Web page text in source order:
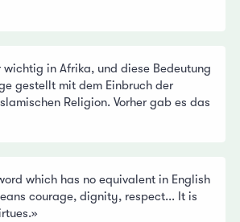
wichtig in Afrika, und diese Bedeutung
gestellt mit dem Einbruch der
Religion. Vorher gab es das
which has no equivalent in English
courage, dignity, respect... It is